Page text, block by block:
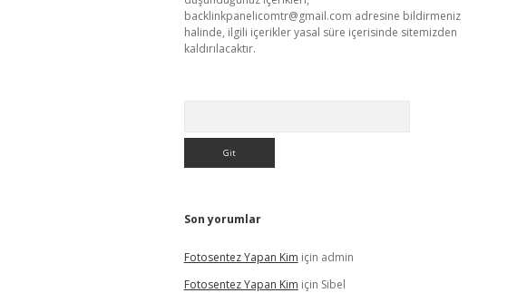
backlinkpanelicomtr@gmail.com adresine bildirmeniz
halinde, ilgili içerikler yasal süre içerisinde sitemizden
kaldırılacaktır.
Son yorumlar
Fotosentez Yapan Kim için admin
Fotosentez Yapan Kim için Sibel